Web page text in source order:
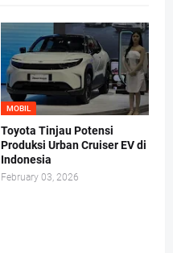
MOBIL
Toyota Tinjau Potensi
Produksi Urban Cruiser EV di
Indonesia
February 03, 2026